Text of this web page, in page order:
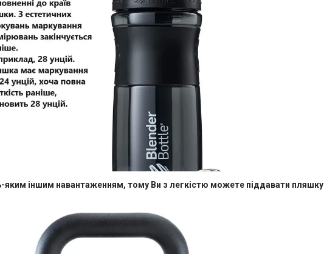
яким іншим навантаженням, тому Ви з легкістю можете піддавати пляшку